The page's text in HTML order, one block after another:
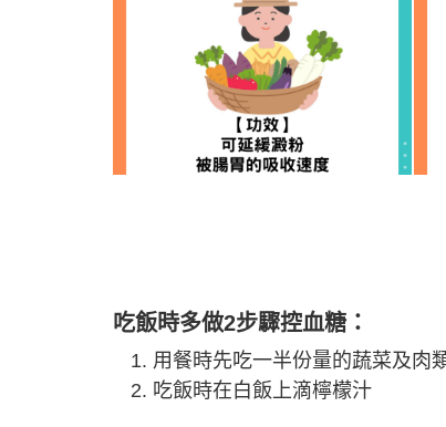
吃飯時多做2步驟控血糖：
用餐時先吃一半份量的蔬菜及肉
吃飯時在白飯上滴檸檬汁